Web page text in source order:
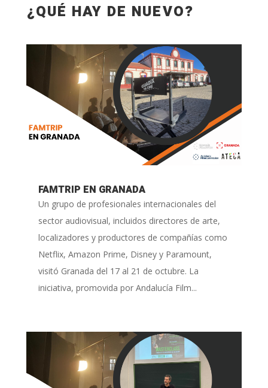
¿QUÉ HAY DE NUEVO?
FAMTRIP EN GRANADA
Un grupo de profesionales internacionales del
sector audiovisual, incluidos directores de arte,
localizadores y productores de compañías como
Netflix, Amazon Prime, Disney y Paramount,
visitó Granada del 17 al 21 de octubre. La
iniciativa, promovida por Andalucía Film...